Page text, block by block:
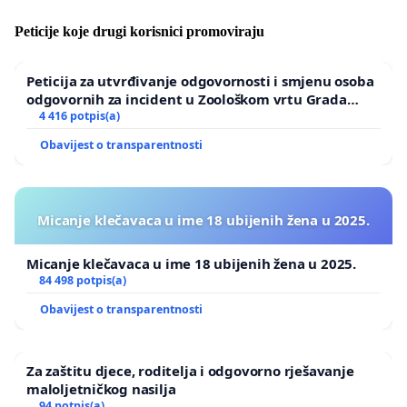
globalnom tržištu.
Ovim putem potpisnici ove peticije izražavaju
podršku pravu vlasnika stanova - malim
obiteljskim iznajmljivačima i domaćinima
unutar Građanske inicijative "Spasimo male
uključujući mogućnost iznajmljivanja stanova
turistima, bez ikakve suglasnosti, pristanka i
odobrenja ljudi koji nisu vlasnici njihovog stana.
Pozivamo državne institucije da zaštite ova prava,
Hrvatske kao turističke destinacije te da ne
podlegnu interesima hotelijerskih lobija i unište
Peticije koje drugi korisnici promoviraju
Peticija za utvrđivanje odgovornosti i smjenu osoba
odgovornih za incident u Zoološkom vrtu Grada
Zagreba
4 416 potpis(a)
Obavijest o transparentnosti
Micanje klečavaca u ime 18 ubijenih žena u 2025.
Micanje klečavaca u ime 18 ubijenih žena u 2025.
84 498 potpis(a)
Obavijest o transparentnosti
Za zaštitu djece, roditelja i odgovorno rješavanje
maloljetničkog nasilja